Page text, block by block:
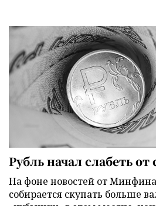
Рубль начал слабеть от
На фоне новостей от
собирается скупать больше